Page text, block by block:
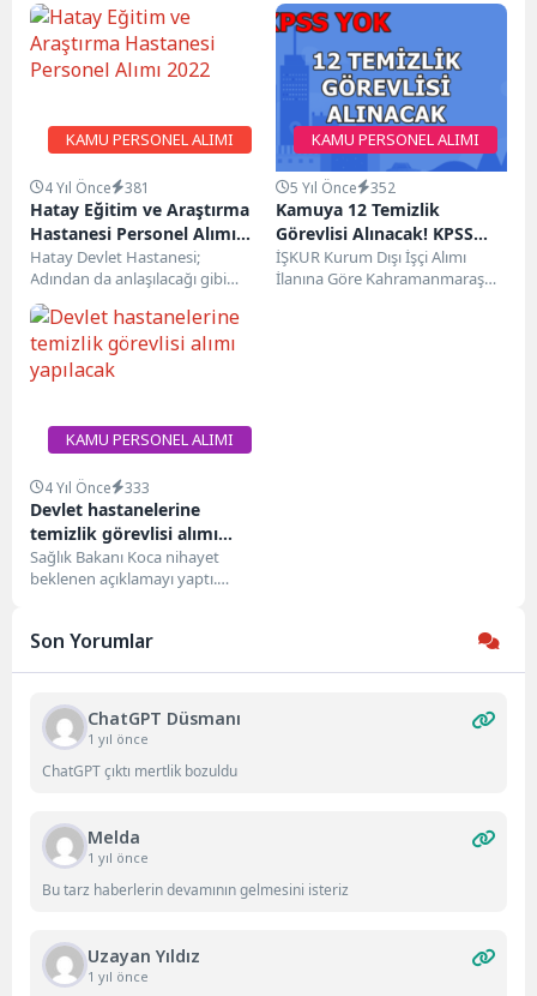
KAMU PERSONEL ALIMI
4 Yıl Önce 381
Hatay Eğitim ve Araştırma
Hastanesi Personel Alımı
2022
Hatay Devlet Hastanesi;
Adından da anlaşılacağı gibi
Hatay ilinde bulunmaktadır.
Hastane hastalarının hakları
doğrultusunda; Modern...
KAMU PERSONEL ALIMI
5 Yıl Önce 352
Kamuya 12 Temizlik
Görevlisi Alınacak! KPSS
yok!…
İŞKUR Kurum Dışı İşçi Alımı
İlanına Göre Kahramanmaraş
KAMU PERSONEL ALIMI
4 Yıl Önce 333
Devlet hastanelerine
temizlik görevlisi alımı
yapılacak
Sağlık Bakanı Koca nihayet
beklenen açıklamayı yaptı.
ardından...
Son Yorumlar
ChatGPT Düsmanı
1 yıl önce
ChatGPT çıktı mertlik bozuldu
Melda
1 yıl önce
Bu tarz haberlerin devamının gelmesini isteriz
Uzayan Yıldız
1 yıl önce